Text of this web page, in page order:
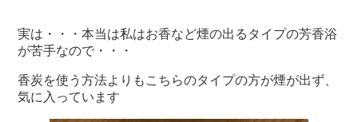
実は・・・本当は私はお香など煙の出るタイプの芳香浴
が苦手なので・・・
香炭を使う方法よりもこちらのタイプの方が煙が出ず、
気に入っています